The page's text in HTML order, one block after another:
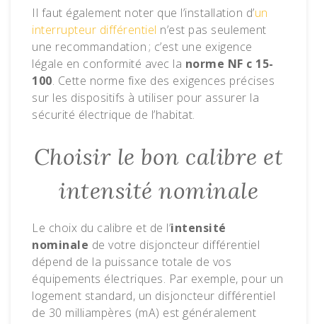
Il faut également noter que l’installation d’un
interrupteur différentiel n’est pas seulement
une recommandation ; c’est une exigence
légale en conformité avec la norme NF c 15-
100. Cette norme fixe des exigences précises
sur les dispositifs à utiliser pour assurer la
sécurité électrique de l’habitat.
Choisir le bon calibre et
intensité nominale
Le choix du calibre et de l’intensité
nominale de votre disjoncteur différentiel
dépend de la puissance totale de vos
équipements électriques. Par exemple, pour un
logement standard, un disjoncteur différentiel
de 30 milliampères (mA) est généralement